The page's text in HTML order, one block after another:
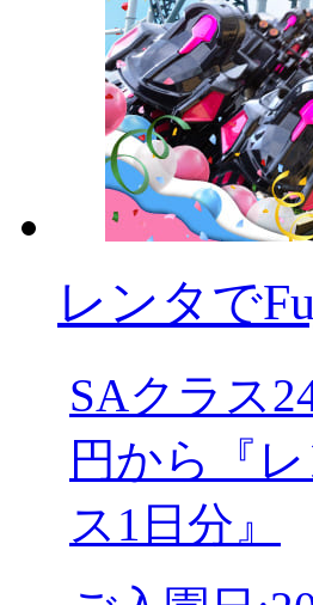
レンタで
SAクラス
円から『
ス1日分』